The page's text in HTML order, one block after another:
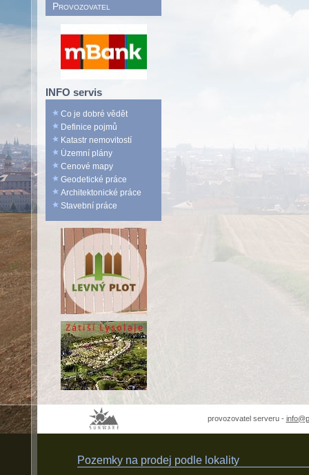
Provozovatel
INFO servis
Co je dobré vědět
Definice pojmů
Katastr nemovitostí
Územní plány
Cenové mapy
Geodetické práce
Architektonické práce
Stavební práce
provozovatel serveru -
Pozemky na prodej podle lokality